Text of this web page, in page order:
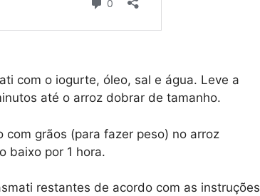
com o iogurte, óleo, sal e água. Leve a
até o arroz dobrar de tamanho.
grãos (para fazer peso) no arroz
baixo por 1 hora.
restantes de acordo com as instruções